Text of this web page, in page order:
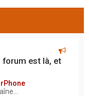
forum est là, et